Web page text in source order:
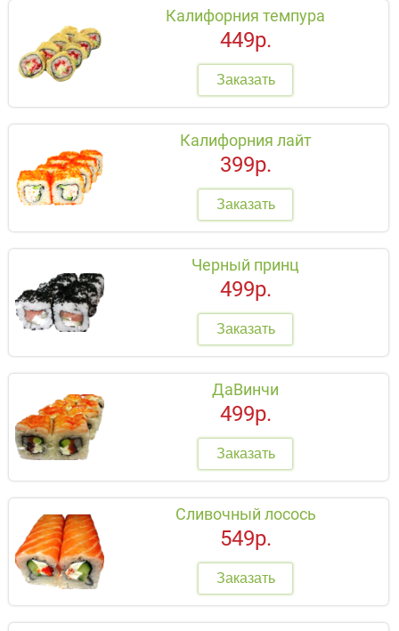
Калифорния темпура
449р.
Заказать
Калифорния лайт
399р.
Заказать
Черный принц
499р.
Заказать
ДаВинчи
499р.
Заказать
Сливочный лосось
549р.
Заказать